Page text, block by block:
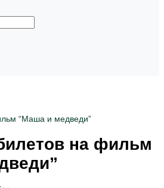
“Маша и медведи”
на фильм